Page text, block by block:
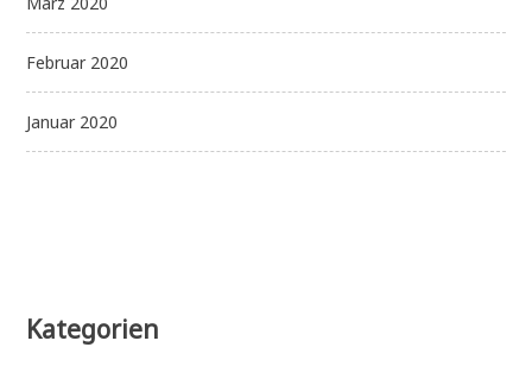
Februar 2020
Januar 2020
Kategorien